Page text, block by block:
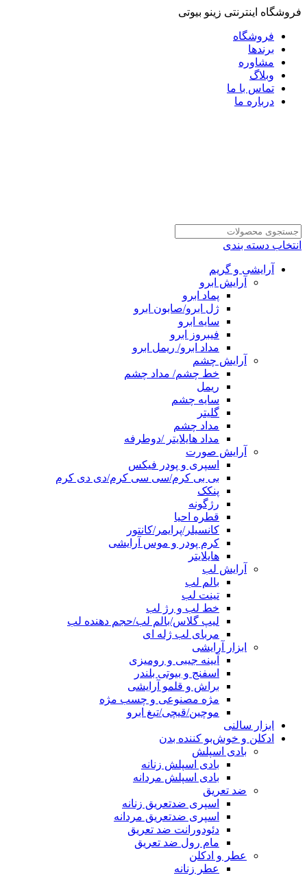
فروشگاه اینترنتی زینو بیوتی
فروشگاه
برندها
مشاوره
وبلاگ
تماس با ما
درباره ما
انتخاب دسته بندی
آرایشی و گریم
آرایش ابرو
پماد ابرو
ژل ابرو/صابون ابرو
سایه ابرو
فیبروز ابرو
مداد ابرو/ ریمل ابرو
آرایش چشم
خط چشم/ مداد چشم
ریمل
سایه چشم
گلیتر
مداد چشم
مداد هایلایتر /دوطرفه
آرایش صورت
اسپری و پودر فیکس
بی بی کرم/سی سی کرم/دی دی کرم
پنکک
رژگونه
قطره احیا
کانسیلر/پرایمر/کانتور
کرم پودر و موس آرایشی
هایلایتر
آرایش لب
بالم لب
تینت لب
خط لب و رژ لب
لیپ گلاس/بالم لب/حجم دهنده لب
مربای لب ژله ای
ابزار آرایشی
آیینه جیبی و رومیزی
اسفنج و بیوتی بلندر
براش و قلمو آرایشی
مژه مصنوعی و چسب مژه
موچین/قیچی/تیغ ابرو
ابزار سالنی
ادکلن و خوش‌بو کننده بدن
بادی اسپلش
بادی اسپلش زنانه
بادی اسپلش مردانه
ضد تعریق
اسپری ضدتعریق زنانه
اسپری ضدتعریق مردانه
دئودورانت ضد تعریق
مام رول ضد تعریق
عطر و ادکلن
عطر زنانه